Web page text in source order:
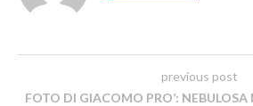
previous post
FOTO DI GIACOMO PRO’: NEBULOSA